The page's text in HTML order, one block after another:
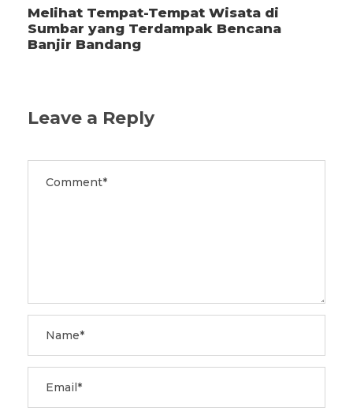
Melihat Tempat-Tempat Wisata di
Sumbar yang Terdampak Bencana
Banjir Bandang
Leave a Reply